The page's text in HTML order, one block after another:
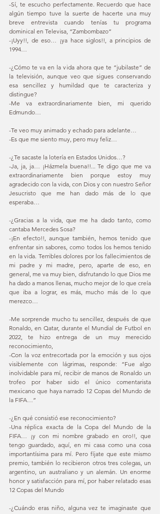
-Sí, te escucho perfectamente. Recuerdo que hace
algún tiempo tuve la suerte de hacerte una muy
breve entrevista cuando tenías tu programa
dominical en Televisa, “Zambombazo”
-¡Uyy!!, de eso… ¡ya hace siglos!!, a principios de
1994…
-¿Cómo te va en la vida ahora que te “jubilaste” de
la televisión, aunque veo que sigues conservando
esa sencillez y humildad que te caracteriza y
distingue?
-Me va extraordinariamente bien, mi querido
Edmundo…
-Te veo muy animado y echado para adelante…
-Es que me siento muy, pero muy feliz…
-¿Te sacaste la lotería en Estados Unidos…?
-Ja, ja, ja… ¡Házmela buena!!... Te digo que me va
extraordinariamente bien porque estoy muy
agradecido con la vida, con Dios y con nuestro Señor
Jesucristo que me han dado más de lo que
esperaba…
-¿Gracias a la vida, que me ha dado tanto, como
cantaba Mercedes Sosa?
-¡En efecto!!, aunque también, hemos tenido que
enfrentar sin sabores, como todos los hemos tenido
en la vida. Terribles dolores por los fallecimientos de
mi padre y mi madre, pero, aparte de eso, en
general, me va muy bien, disfrutando lo que Dios me
ha dado a manos llenas, mucho mejor de lo que creía
que iba a lograr, es más, mucho más de lo que
merezco…
-Me sorprende mucho tu sencillez, después de que
Ronaldo, en Qatar, durante el Mundial de Futbol en
2022, te hizo entrega de un muy merecido
reconocimiento,
-Con la voz entrecortada por la emoción y sus ojos
visiblemente con lágrimas, responde: “Fue algo
inolvidable para mí, recibir de manos de Ronaldo un
trofeo por haber sido el único comentarista
mexicano que haya narrado 12 Copas del Mundo de
la FIFA…”
-¿En qué consistió ese reconocimiento?
-Una réplica exacta de la Copa del Mundo de la
FIFA… ¡y con mi nombre grabado en oro!!, que
tengo guardado, aquí, en mi casa como una cosa
importantísima para mí. Pero fíjate que este mismo
premio, también lo recibieron otros tres colegas, un
argentino, un australiano y un alemán. Un enorme
honor y satisfacción para mí, por haber relatado esas
12 Copas del Mundo
-¿Cuándo eras niño, alguna vez te imaginaste que